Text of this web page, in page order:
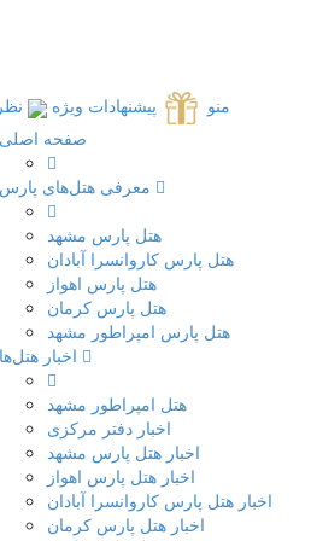
منو پیشنهادات ویژه
صفحه اصلی
هتل پارس مشهد
هتل پارس کاروانسرا آبادان
هتل پارس اهواز
هتل پارس کرمان
هتل پارس امپراطور مشهد
هتل امپراطور مشهد
اخبار دفتر مرکزی
اخبار هتل پارس مشهد
اخبار هتل پارس اهواز
اخبار هتل پارس کاروانسرا آبادان
اخبار هتل پارس کرمان